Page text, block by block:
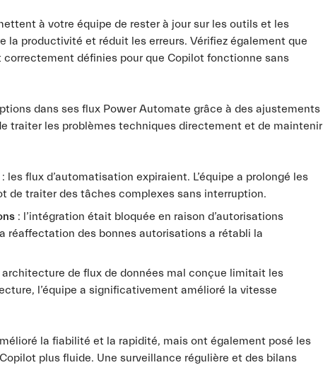
à votre équipe de rester à jour sur les outils et les
la productivité et réduit les erreurs. Vérifiez également que
définies pour que Copilot fonctionne sans
dans ses flux Power Automate grâce à des ajustements
traiter les problèmes techniques directement et de maintenir
: les flux d’automatisation expiraient. L’équipe a prolongé les
de traiter des tâches complexes sans interruption.
: l’intégration était bloquée en raison d’autorisations
réaffectation des bonnes autorisations a rétabli la
architecture de flux de données mal conçue limitait les
l’équipe a significativement amélioré la vitesse
la fiabilité et la rapidité, mais ont également posé les
plus fluide. Une surveillance régulière et des bilans